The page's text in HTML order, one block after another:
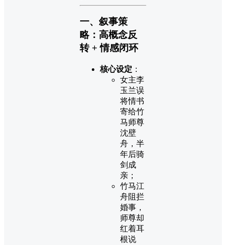
一、叙事策
略：高概念反
转 + 情感闭环
核心设定 ：
女主李
玉兰误
将情书
寄给竹
马师尊
沈壁
舟，半
年后骑
剑成
亲；
竹马江
舟阻拦
婚事，
师尊却
红着耳
根说